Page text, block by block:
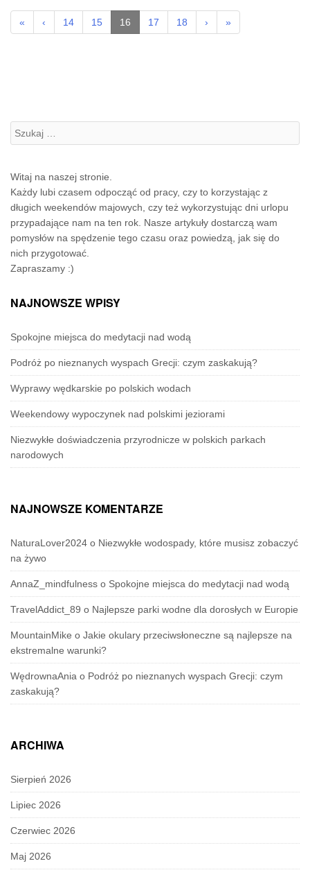
« ‹ 14 15 16 17 18 › »
Szukanie:
Witaj na naszej stronie.
Każdy lubi czasem odpocząć od pracy, czy to korzystając z
długich weekendów majowych, czy też wykorzystując dni urlopu
przypadające nam na ten rok. Nasze artykuły dostarczą wam
pomysłów na spędzenie tego czasu oraz powiedzą, jak się do
nich przygotować.
Zapraszamy :)
NAJNOWSZE WPISY
Spokojne miejsca do medytacji nad wodą
Podróż po nieznanych wyspach Grecji: czym zaskakują?
Wyprawy wędkarskie po polskich wodach
Weekendowy wypoczynek nad polskimi jeziorami
Niezwykłe doświadczenia przyrodnicze w polskich parkach
narodowych
NAJNOWSZE KOMENTARZE
NaturaLover2024 o Niezwykłe wodospady, które musisz zobaczyć
na żywo
AnnaZ_mindfulness o Spokojne miejsca do medytacji nad wodą
TravelAddict_89 o Najlepsze parki wodne dla dorosłych w Europie
MountainMike o Jakie okulary przeciwsłoneczne są najlepsze na
ekstremalne warunki?
WędrownaAnia o Podróż po nieznanych wyspach Grecji: czym
zaskakują?
ARCHIWA
Sierpień 2026
Lipiec 2026
Czerwiec 2026
Maj 2026